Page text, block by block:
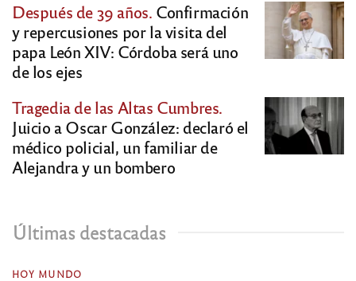
Después de 39 años. Confirmación
y repercusiones por la visita del
papa León XIV: Córdoba será uno
de los ejes
Tragedia de las Altas Cumbres.
Juicio a Oscar González: declaró el
médico policial, un familiar de
Alejandra y un bombero
Últimas destacadas
HOY MUNDO